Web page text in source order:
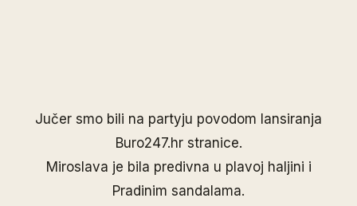
Jučer smo bili na partyju povodom lansiranja
Buro247.hrstranice.
Miroslava je bila predivna u plavoj haljini i
Pradinim sandalama.